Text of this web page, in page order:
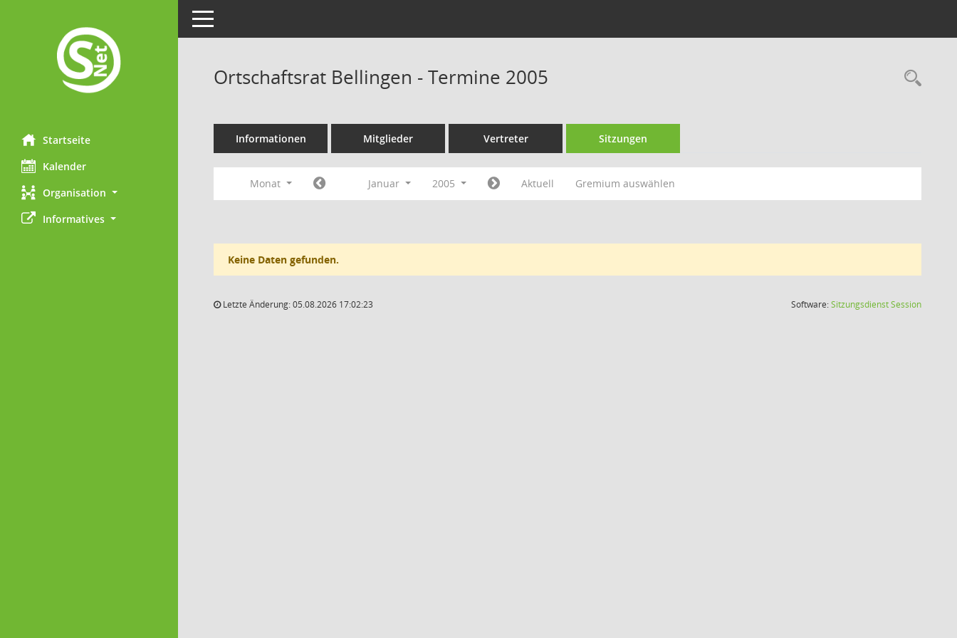
Startseite
Kalender
Organisation
Informatives
Toggle navigation
Ortschaftsrat Bellingen - Termine 2005
Informationen Mitglieder Vertreter Sitzungen
Monat Januar 2005 Aktuell Gremium auswählen
Keine Daten gefunden.
Letzte Änderung: 05.08.2026 17:02:23 Software:SitzungsdienstSession(Wird in